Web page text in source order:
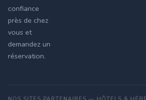
confiance
près de chez
vous et
demandez un
réservation.